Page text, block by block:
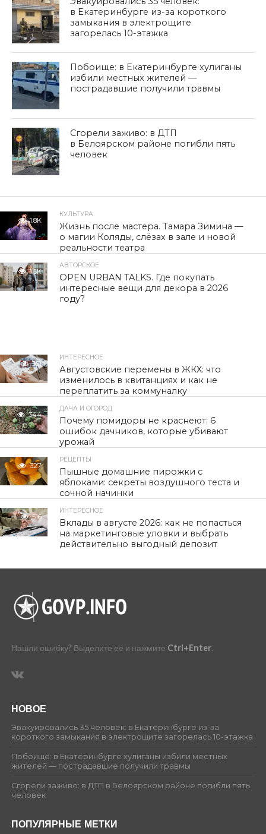
в Екатеринбурге из-за короткого
замыкания в электрощите
загорелась 10-этажка
Побоище: в Екатеринбурге хулиганы
избили местных жителей —
пострадавшие получили травмы
Сгорели заживо: в ДТП
в Белоярском районе погибли пять
человек
1.8K
КУЛЬТУРА
Жизнь после мастера. Тамара Зимина —
о магии Коляды, слёзах в зале и новой
реальности театра
1.5K
АВТОРСКОЕ
OPEN URBAN TALKS. Где покупать
интересные вещи для декора в 2026
году?
351
ИНТЕРЕСНОЕ
Августовские перемены в ЖКХ: что
изменилось в квитанциях и как не
переплатить за коммуналку
344
ДАЧА И ОГОРОД
Почему помидоры не краснеют: 6
ошибок дачников, которые убивают
урожай
327
РЕЦЕПТЫ
Пышные домашние пирожки с
яблоками: секреты воздушного теста и
сочной начинки
516
ИНТЕРЕСНОЕ
Вклады в августе 2026: как не попасться
на маркетинговые уловки и выбрать
действительно выгодный депозит
Нашли ошибку? Выделите её и нажмите Ctrl+Enter.
НОВОЕ
Эвакуировались 35 человек: в Екатеринбурге из-за
короткого замыкания в электрощите загорелась 10-этажка
Побоище: в Екатеринбурге хулиганы избили местных
жителей — пострадавшие получили травмы
Сгорели заживо: в ДТП в Белоярском районе погибли пять
человек
ПОПУЛЯРНЫЕ МЕТКИ